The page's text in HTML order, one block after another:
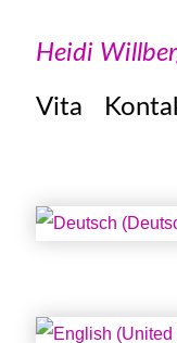
Heidi
Vita
Sprache